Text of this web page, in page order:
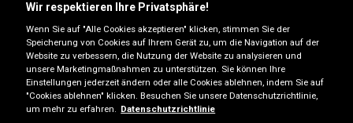
Anfahrtsbeschreibung
Telefonnummer anzeigen
ns-fahrzeugtechnik@gmx.de
Wir respektieren Ihre Privatsphäre!
Wenn Sie auf "Alle Cookies akzeptieren" klicken, stimmen Sie der
Speicherung von Cookies auf Ihrem Gerät zu, um die Navigation auf der
Website zu verbessern, die Nutzung der Website zu analysieren und
unsere Marketingmaßnahmen zu unterstützen. Sie können Ihre
Einstellungen jederzeit ändern oder alle Cookies ablehnen, indem Sie auf
"Cookies ablehnen" klicken. Besuchen Sie unsere Datenschutzrichtlinie,
um mehr zu erfahren. Datenschutzrichtlinie